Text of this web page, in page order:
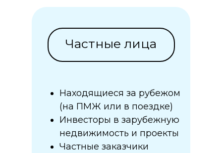
Частные лица
Находящиеся за рубежом
(на ПМЖ или в поездке)
Инвесторы в зарубежную
недвижимость и проекты
Частные заказчики
Написать в Telegram